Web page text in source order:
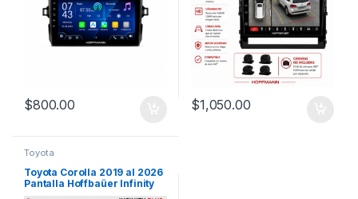
$800.00 $1,050.00
Toyota
Toyota Corolla 2019 al 2026
Pantalla Hoffbaüer Infinity
Plus CarPlay & Android Auto